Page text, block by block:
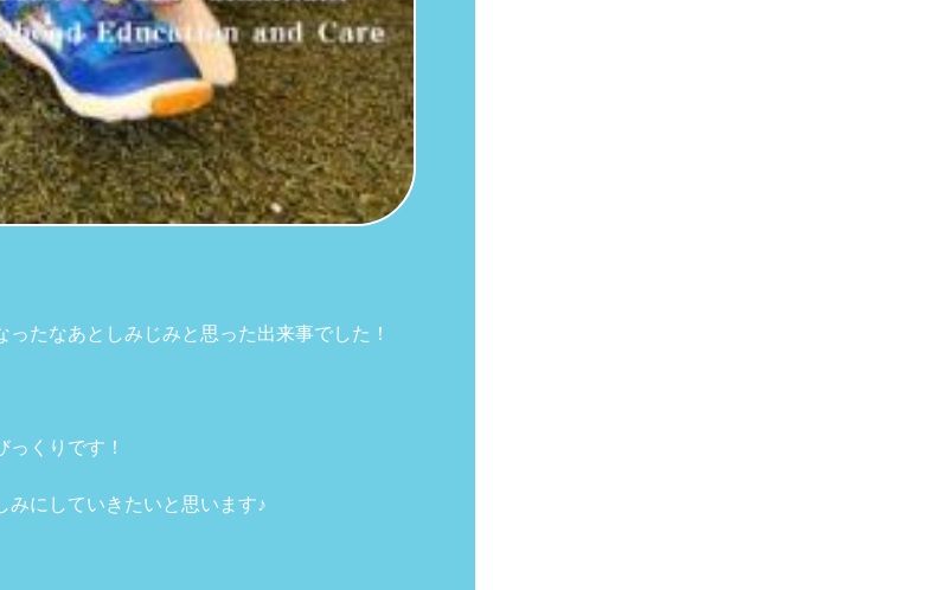
たなあとしみじみと思った出来事でした！
くりです！
にしていきたいと思います♪